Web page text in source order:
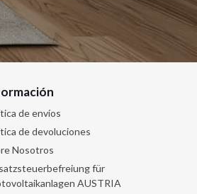
de envíos
de devoluciones
Nosotros
für
AUSTRIA